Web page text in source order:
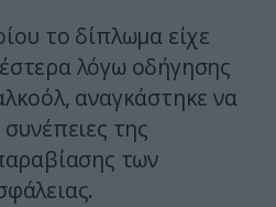
το δίπλωμα είχε
λόγω οδήγησης
αναγκάστηκε να
της
των